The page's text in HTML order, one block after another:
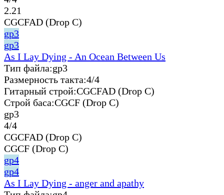
2.21
CGCFAD (Drop C)
gp3
gp3
As I Lay Dying - An Ocean Between Us
Тип файла:gp3
Размерность такта:4/4
Гитарный строй:CGCFAD (Drop C)
Строй баса:CGCF (Drop C)
gp3
4/4
CGCFAD (Drop C)
CGCF (Drop C)
gp4
gp4
As I Lay Dying - anger and apathy